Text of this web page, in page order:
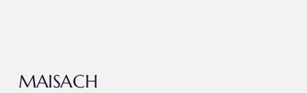
MAISACH